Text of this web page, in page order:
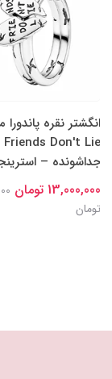
انگشتر نقره
Friends Don't Lie
جداشونده –
13,000,000 تومان
تومان